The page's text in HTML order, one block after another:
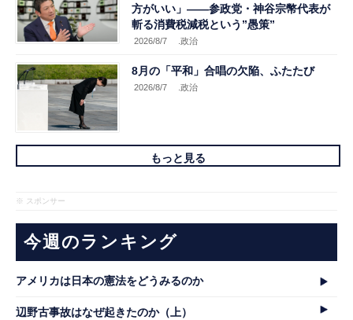
方がいい」――参政党・神谷宗幣代表が
斬る消費税減税という”愚策”
2026/8/7 .政治
8月の「平和」合唱の欠陥、ふたたび
2026/8/7 .政治
もっと見る
※ スポンサー
今週のランキング
アメリカは日本の憲法をどうみるのか
辺野古事故はなぜ起きたのか（上）